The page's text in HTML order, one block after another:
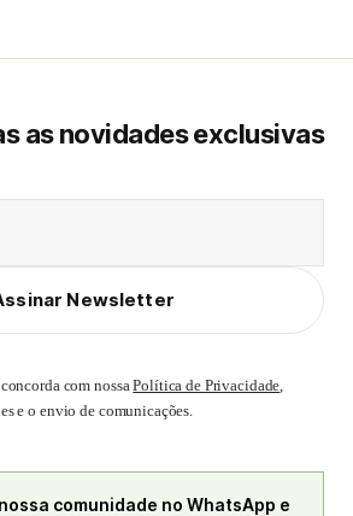
as novidades exclusivas
Newsletter
com nossaPolítica de Privacidade,
e o envio de comunicações.
comunidade no WhatsApp e